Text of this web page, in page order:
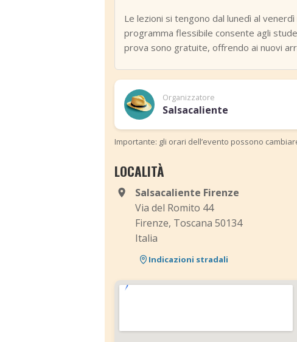
Le lezioni si tengono dal lunedì al
programma flessibile consente agli
prova sono gratuite, offrendo ai nuovi
Organizzatore
Salsacaliente
Importante: gli orari dell’evento possono
LOCALITÀ
Salsacaliente Firenze
Via del Romito 44
Firenze, Toscana 50134
Italia
Indicazioni stradali